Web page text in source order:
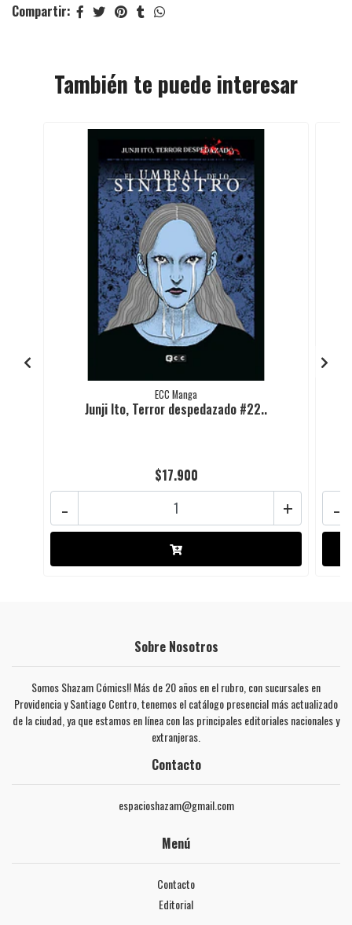
Compartir:
También te puede interesar
ECC Manga
Junji Ito, Terror despedazado #22..
$17.900
+
- -
Sobre Nosotros
Somos Shazam Cómics!! Más de 20 años en el rubro, con sucursales en
Providencia y Santiago Centro, tenemos el catálogo presencial más actualizado
de la ciudad, ya que estamos en línea con las principales editoriales nacionales y
extranjeras.
Contacto
espacioshazam@gmail.com
Menú
Contacto
Editorial